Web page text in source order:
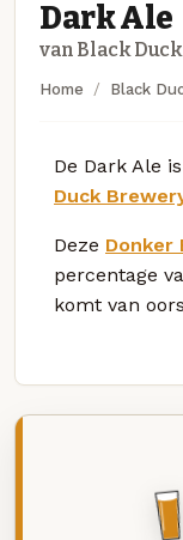
Dark Ale
van Black
Home Black
De Dark Ale
Duck
Deze Donker
percentage
komt van